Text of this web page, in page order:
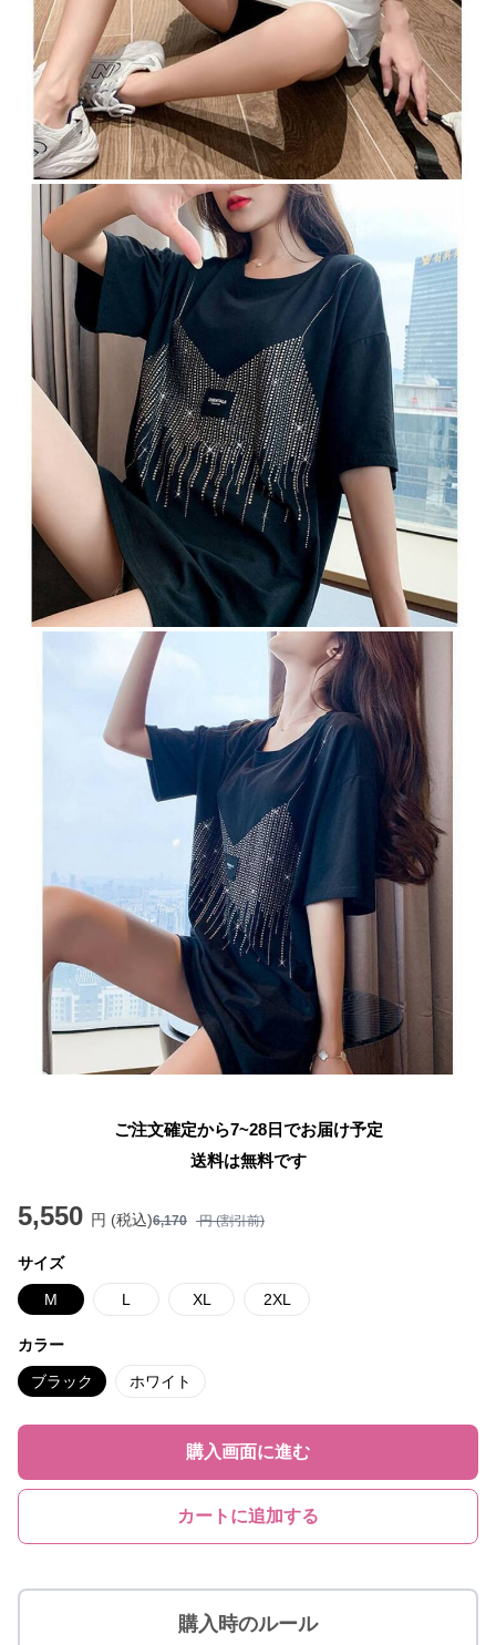
ご注文確定から7~28日でお届け予定
送料は無料です
5,550 円 (税込)6,170 円 (割引前)
サイズ
M L XL 2XL
カラー
ブラック ホワイト
購入画面に進む
カートに追加する
購入時のルール